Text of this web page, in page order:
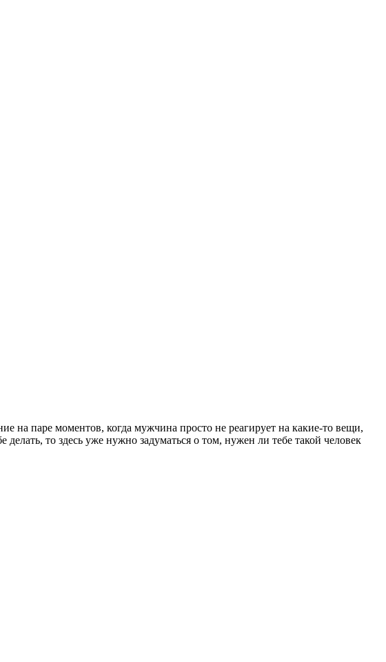
на паре моментов, когда мужчина просто не реагирует на какие-то вещи,
то здесь уже нужно задуматься о том, нужен ли тебе такой человек